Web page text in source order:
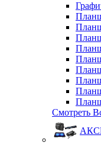
Смотреть